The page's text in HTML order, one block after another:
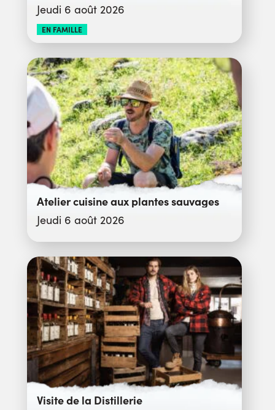
Jeudi 6 août 2026
EN FAMILLE
Atelier cuisine aux plantes sauvages
Jeudi 6 août 2026
Visite de la Distillerie